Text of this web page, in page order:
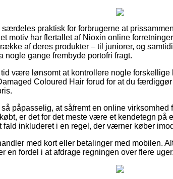
praktisk for forbrugerne at
motiv har flertallet af Nioxin online
af deres produkter – til juniorer, og
nogle gange frembyde portofri fragt.
være lønsomt at kontrollere nogle forskellige
Coloured Hair forud for at du
påpasselig, at såfremt en online virksomhed
er det for det meste være et kendetegn på
fald inkluderet i en regel, der værner køber
med kort eller betalinger med mobilen.
en fordel i at afdrage regningen over flere uger.